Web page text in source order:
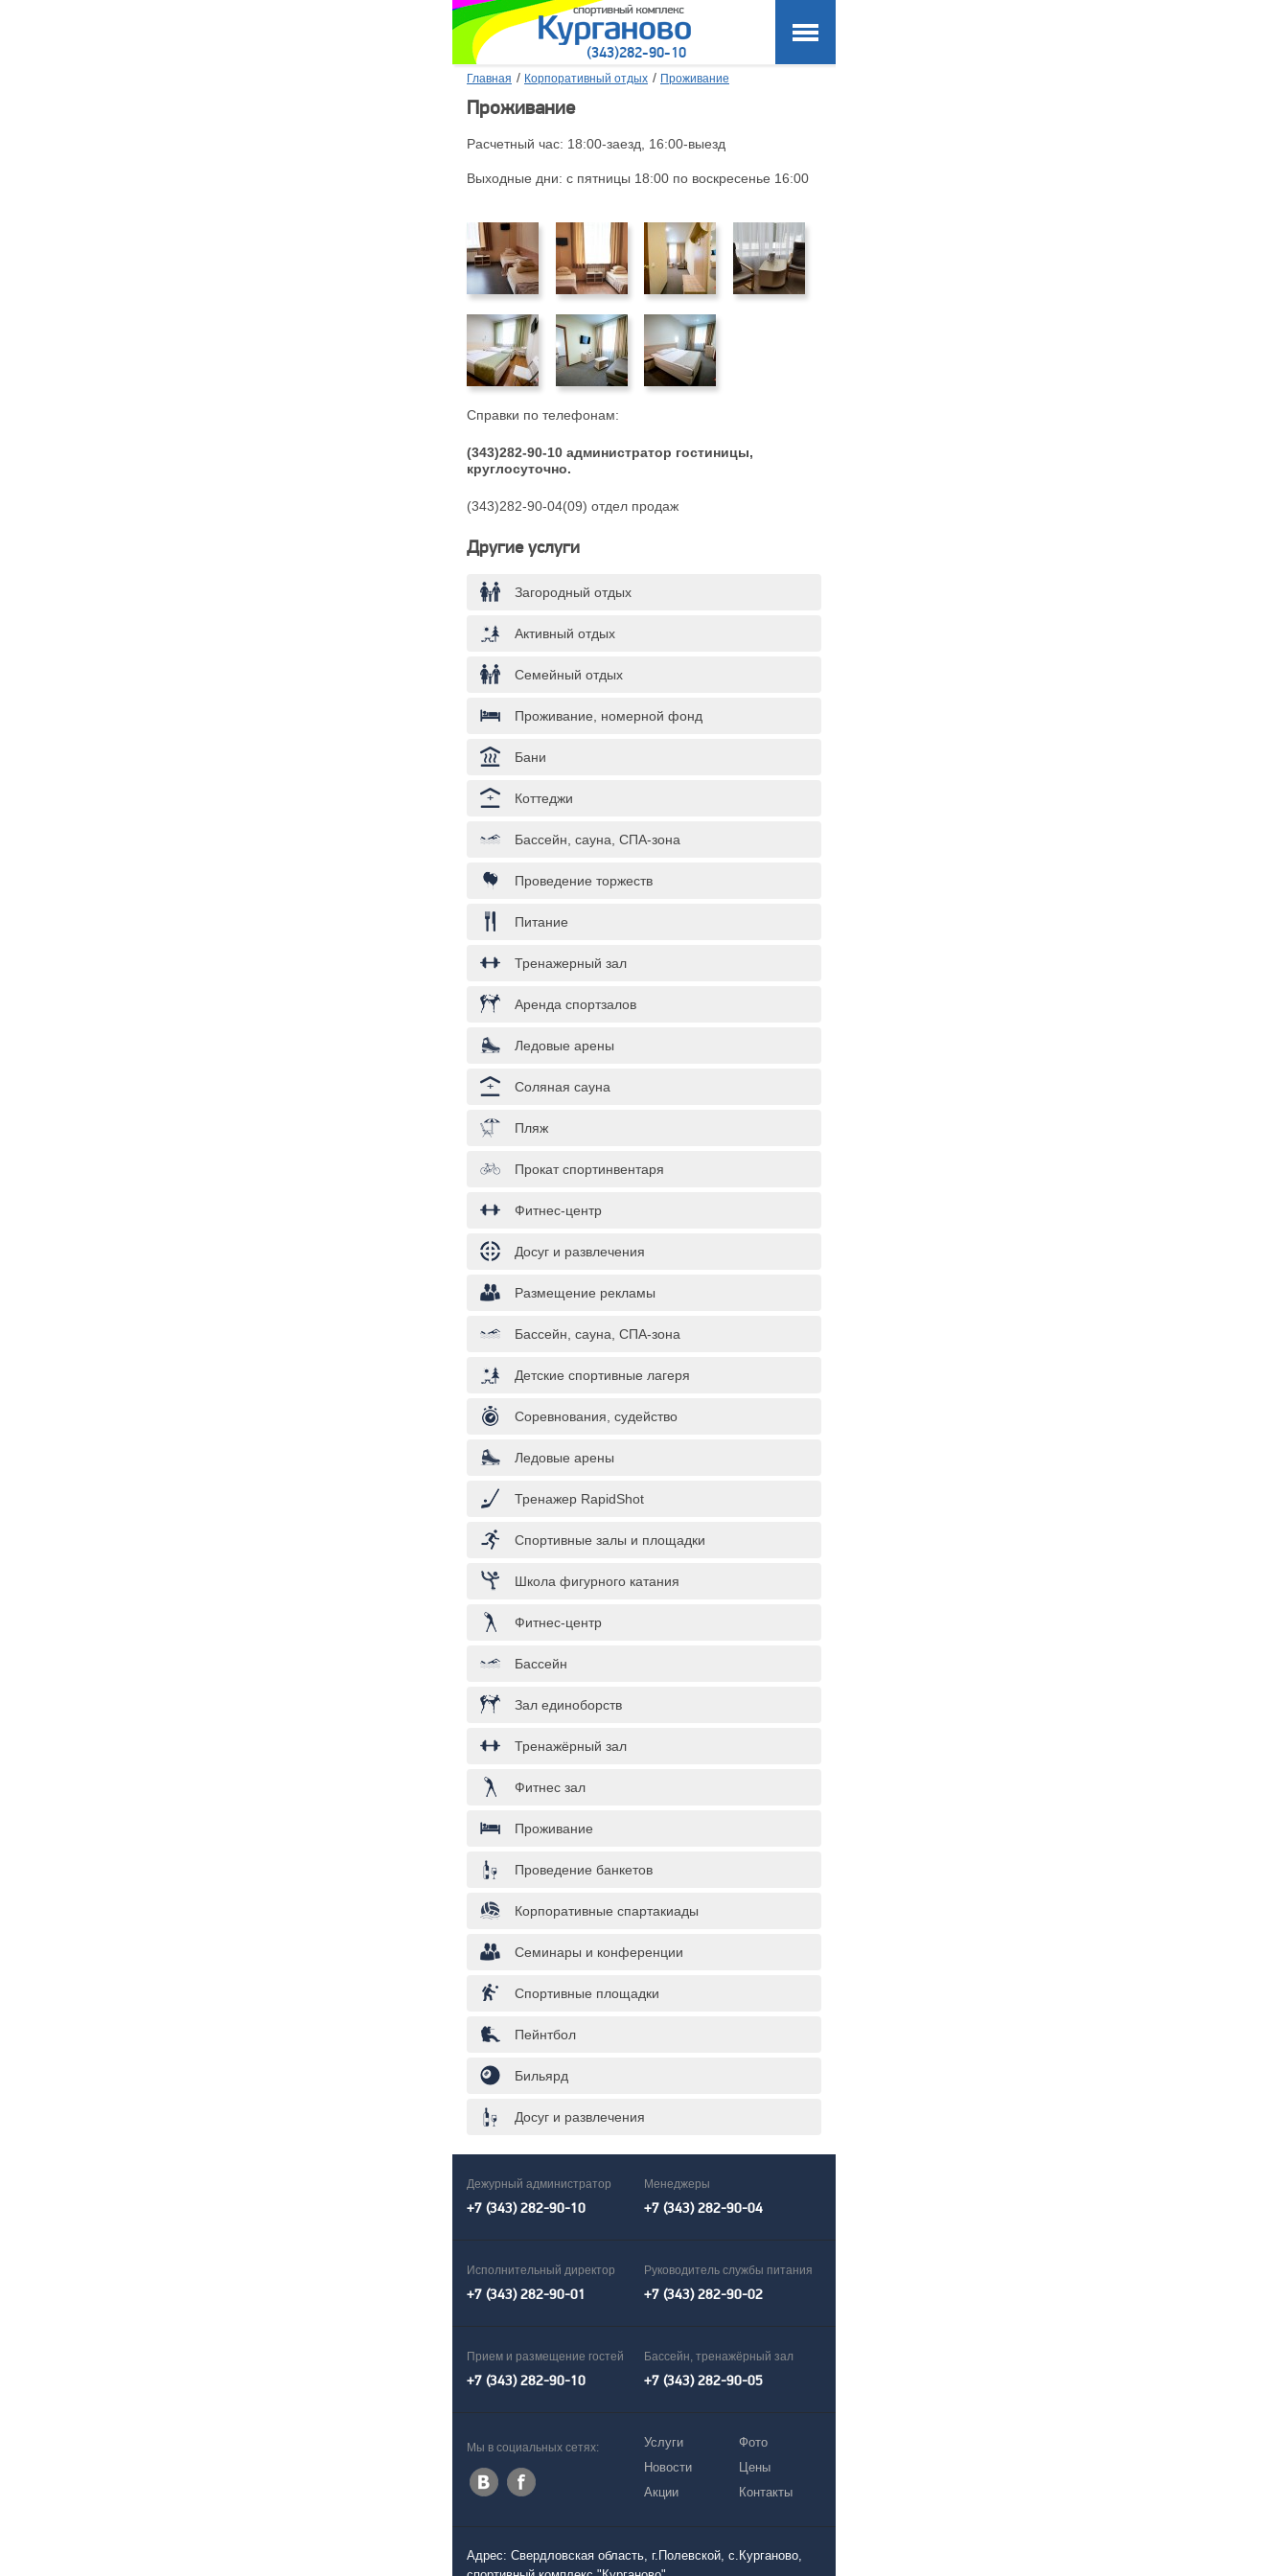
(343)282-90-10
Главная / Корпоративный отдых / Проживание
Проживание
Расчетный час: 18:00-заезд, 16:00-выезд
Выходные дни: с пятницы 18:00 по воскресенье 16:00
Справки по телефонам:
(343)282-90-10 администратор гостиницы,
круглосуточно.
(343)282-90-04(09) отдел продаж
Другие услуги
Загородный отдых
Активный отдых
Семейный отдых
Проживание, номерной фонд
Бани
Коттеджи
Бассейн, сауна, СПА-зона
Проведение торжеств
Питание
Тренажерный зал
Аренда спортзалов
Ледовые арены
Соляная сауна
Пляж
Прокат спортинвентаря
Фитнес-центр
Досуг и развлечения
Размещение рекламы
Бассейн, сауна, СПА-зона
Детские спортивные лагеря
Соревнования, судейство
Ледовые арены
Тренажер RapidShot
Спортивные залы и площадки
Школа фигурного катания
Фитнес-центр
Бассейн
Зал единоборств
Тренажёрный зал
Фитнес зал
Проживание
Проведение банкетов
Корпоративные спартакиады
Семинары и конференции
Спортивные площадки
Пейнтбол
Бильярд
Досуг и развлечения
Дежурный администратор
+7 (343) 282-90-10
Менеджеры
+7 (343) 282-90-04
Исполнительный директор
+7 (343) 282-90-01
Руководитель службы питания
+7 (343) 282-90-02
Прием и размещение гостей
+7 (343) 282-90-10
Бассейн, тренажёрный зал
+7 (343) 282-90-05
Мы в социальных сетях:
Услуги
Новости
Акции
Фото
Цены
Контакты
Адрес: Свердловская область, г.Полевской, с.Курганово,